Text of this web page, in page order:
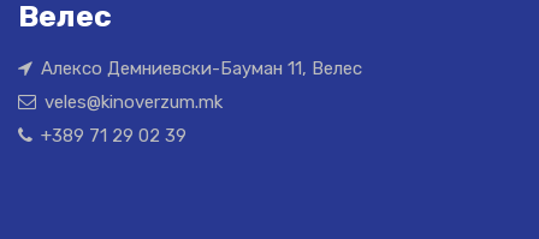
Велес
Алексо Демниевски-Бауман 11, Велес
veles@kinoverzum.mk
+389 71 29 02 39